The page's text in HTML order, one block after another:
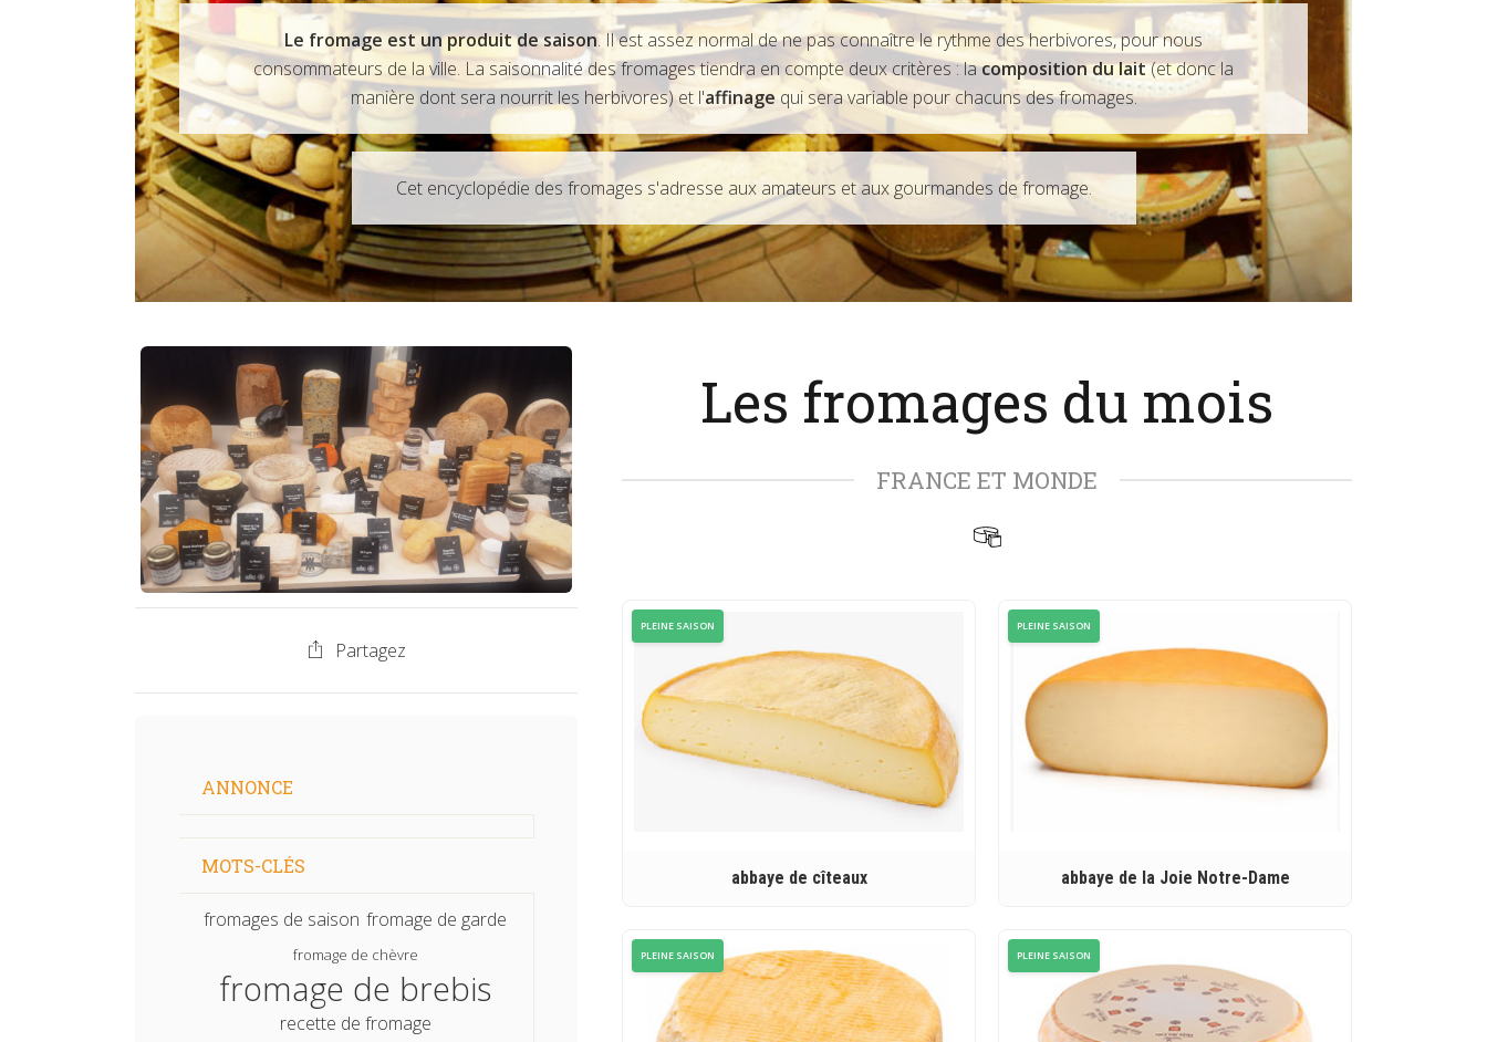
Le fromage est un produit de saison. Il est assez normal de ne pas connaître le rythme des herbivores, pour nous
consommateurs de la ville. La saisonnalité des fromages tiendra en compte deux critères : lacomposition du lait(et donc la
manière dont sera nourrit les herbivores) et l'affinage qui sera variable pour chacuns des fromages.
Cet encyclopédie des fromages s'adresse aux amateurs et aux gourmandes de fromage.
Partagez
ANNONCE
MOTS-CLÉS
fromages de saison fromage de garde
fromage de chèvre
fromage de brebis
recette de fromage
Les fromages du mois
FRANCE ET MONDE
PLEINE SAISON
abbaye de cîteaux
PLEINE SAISON
abbaye de la Joie Notre-Dame
PLEINE SAISON PLEINE SAISON